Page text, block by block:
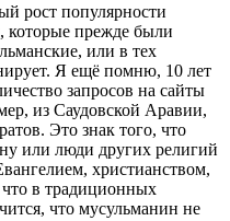
рост популярности
которые прежде были
или в тех
Я ещё помню, 10 лет
запросов на сайты
из Саудовской Аравии,
Это знак того, что
или люди других религий
христианством,
в традиционных
что мусульманин не